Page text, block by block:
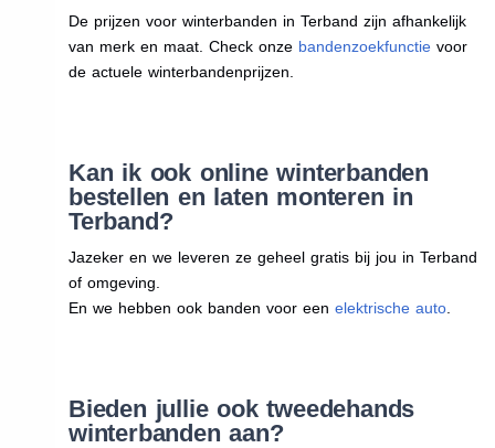
De prijzen voor winterbanden in Terband zijn afhankelijk
van merk en maat. Check onze bandenzoekfunctievoor
de actuele winterbandenprijzen.
Kan ik ook online winterbanden
bestellen en laten monteren in
Terband?
Jazeker en we leveren ze geheel gratis bij jou in Terband
of omgeving.
En we hebben ook banden voor een elektrische auto.
Bieden jullie ook tweedehands
winterbanden aan?